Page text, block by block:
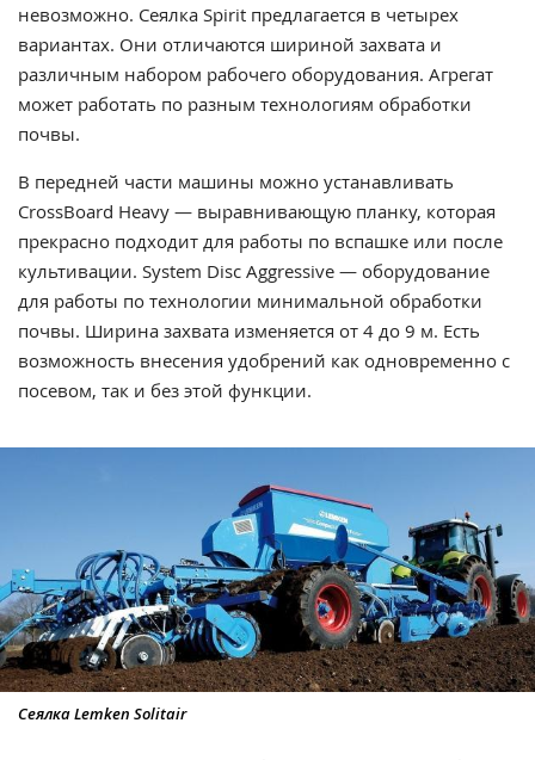
невозможно. Сеялка Spirit предлагается в четырех
вариантах. Они отличаются шириной захвата и
различным набором рабочего оборудования. Агрегат
может работать по разным технологиям обработки
почвы.
В передней части машины можно устанавливать
CrossBoard Heavy — выравнивающую планку, которая
прекрасно подходит для работы по вспашке или после
культивации. System Disc Aggressive — оборудование
для работы по технологии минимальной обработки
почвы. Ширина захвата изменяется от 4 до 9 м. Есть
возможность внесения удобрений как одновременно с
посевом, так и без этой функции.
Сеялка Lemken Solitair